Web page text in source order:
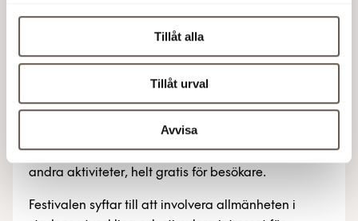
Tillåt alla
Tillåt urval
Avvisa
Om Open House Stockholm
Open House Stockholm är en unik festivalhelg med
guidade visningar, öppna hus, workshops och
andra aktiviteter, helt gratis för besökare.
Festivalen syftar till att involvera allmänheten i